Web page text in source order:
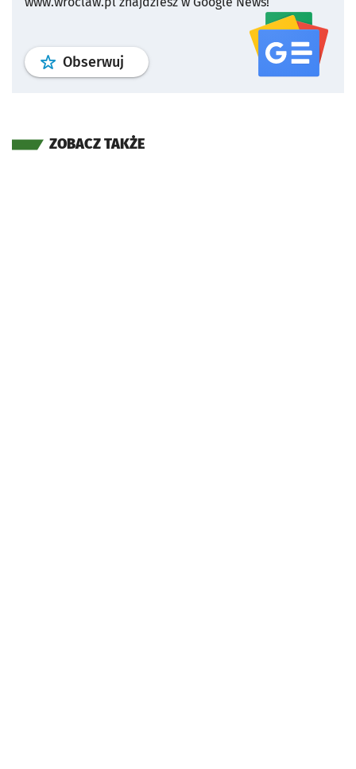
Obserwuj profil serwisu
ZOBACZ TAKŻE